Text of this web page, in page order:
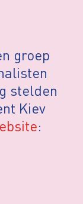
groep
stelden
Kiev
: